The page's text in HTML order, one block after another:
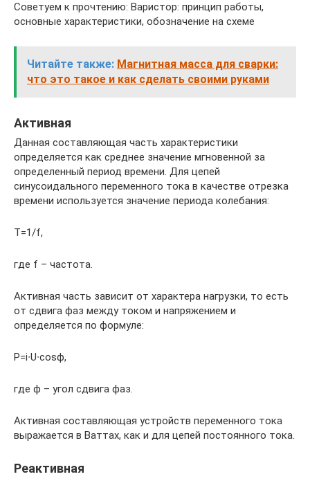
Советуем к прочтению: Варистор: принцип работы,
основные характеристики, обозначение на схеме
Читайте также: Магнитная масса для сварки:
что это такое и как сделать своими руками
Активная
Данная составляющая часть характеристики
определяется как среднее значение мгновенной за
определенный период времени. Для цепей
синусоидального переменного тока в качестве отрезка
времени используется значение периода колебания:
T=1/f,
где f – частота.
Активная часть зависит от характера нагрузки, то есть
от сдвига фаз между током и напряжением и
определяется по формуле:
P=i∙U∙cosϕ,
где ϕ – угол сдвига фаз.
Активная составляющая устройств переменного тока
выражается в Ваттах, как и для цепей постоянного тока.
Реактивная